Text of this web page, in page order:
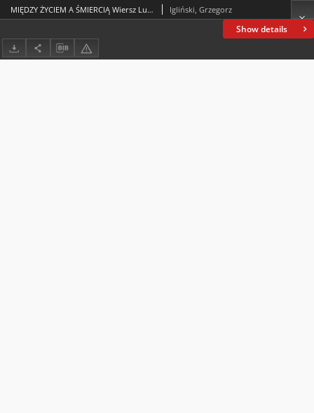
Show details
MIĘDZY ŻYCIEM A ŚMIERCIĄ Wiersz Lucjana Rydla [W promienne, słońcem złote rano] wobec obrazu Jacka Malczewskiego Igliński, Grzegorz